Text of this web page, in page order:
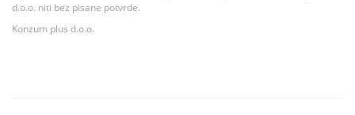
d.o.o. niti bez pisane potvrde.
Konzum plus d.o.o.